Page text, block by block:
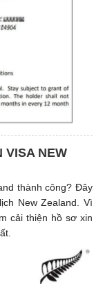
VISA NEW
thành công? Đây
New Zealand. Vì
cải thiện hồ sơ xin